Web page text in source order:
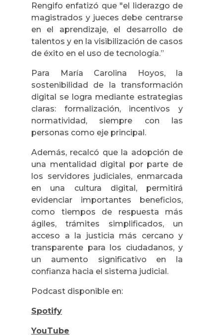
Rengifo enfatizó que "el liderazgo de
magistrados y jueces debe centrarse
en el aprendizaje, el desarrollo de
talentos y en la visibilización de casos
de éxito en el uso de tecnología.”
Para María Carolina Hoyos, la
sostenibilidad de la transformación
digital se logra mediante estrategias
claras: formalización, incentivos y
normatividad, siempre con las
personas como eje principal.
Además, recalcó que la adopción de
una mentalidad digital por parte de
los servidores judiciales, enmarcada
en una cultura digital, permitirá
evidenciar importantes beneficios,
como tiempos de respuesta más
ágiles, trámites simplificados, un
acceso a la justicia más cercano y
transparente para los ciudadanos, y
un aumento significativo en la
confianza hacia el sistema judicial.
Podcast disponible en:
Spotify
YouTube